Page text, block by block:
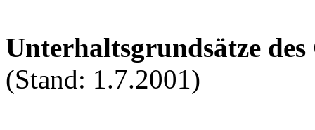
Unterhaltsgrundsätze
(Stand: 1.7.2001)